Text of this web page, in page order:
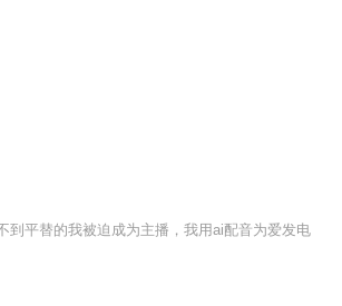
到平替的我被迫成为主播，我用ai配音为爱发电